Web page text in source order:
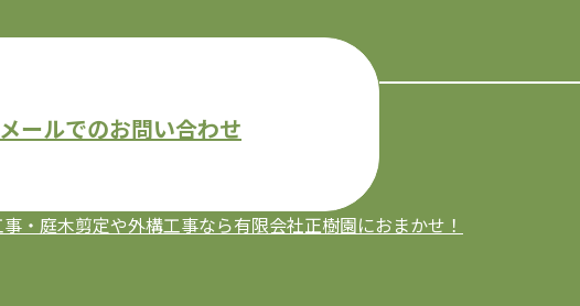
メールでのお問い合わせ